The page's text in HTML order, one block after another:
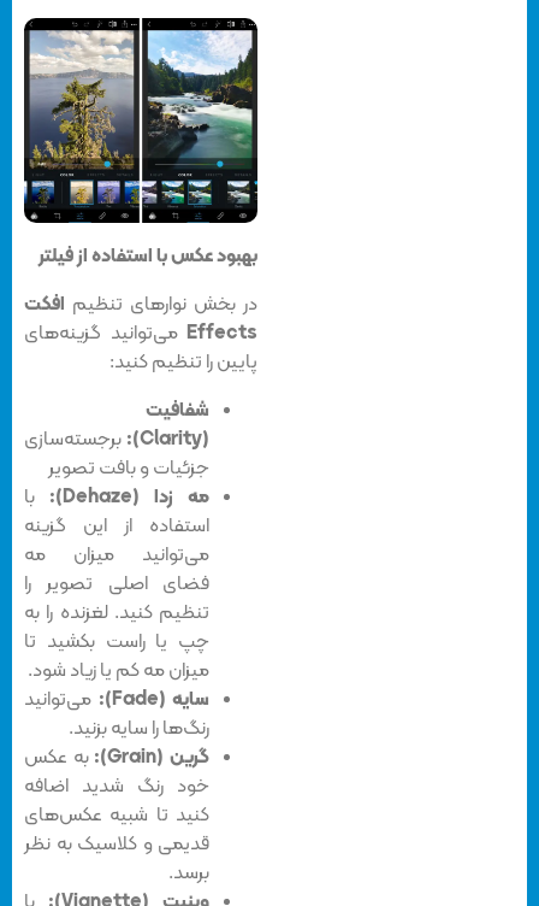
بهبود عکس با استفاده از فیلتر
در بخش نوارهای تنظیمافکت
Effects می‌توانید گزینه‌های
پایین را تنظیم کنید:
شفافیت
برجسته‌سازی
جزئیات و بافت تصویر
مه زدا (Dehaze):
با
استفاده از این گزینه
می‌توانید میزان مه
فضای اصلی تصویر را
تنظیم کنید. لغزنده را به
چپ یا راست بکشید تا
میزان مه کم یا زیاد شود.
سایه (Fade):
می‌توانید
رنگ‌ها را سایه بزنید.
گرین (Grain):
به عکس
خود رنگ شدید اضافه
کنید تا شبیه عکس‌های
قدیمی و کلاسیک به نظر
برسد.